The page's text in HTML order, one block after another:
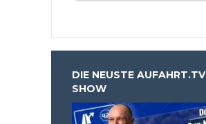
DIE NEUSTE AUFAHRT.TV
SHOW